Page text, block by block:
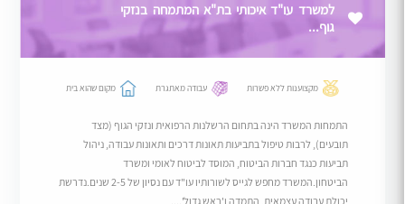
למשרד עו"ד איכותי בת"א המתמחה בנזקי
גוף...
מקצוענות ללא פשרות עבודה מאתגרת מקום שהוא בית
התמחות המשרד הינה בתחום הרשלנות הרפואית ונזקי הגוף (מצד
תובעים), לרבות טיפול בתביעות תאונות דרכים ותאונות עבודה, ניהול
תביעות כנגד חברות הביטוח, המוסד לביטוח לאומי ומשרד
הביטחון.המשרד מחפש לגייס לשורותיו עו"ד עם נסיון של 2-5 שנים.נדרשת
יכולת עבודה עצמאית, התמדה ו'ראש גדול'....